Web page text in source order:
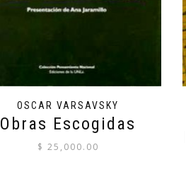
OSCAR VARSAVSKY
Obras Escogidas
$ 25,000.00